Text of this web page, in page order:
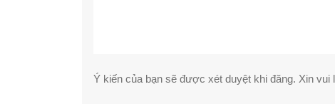
Ý kiến của bạn sẽ được xét duyệt khi đăng. Xin vui